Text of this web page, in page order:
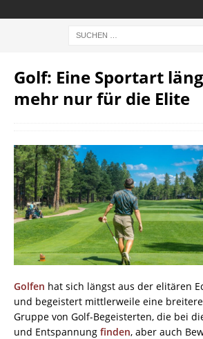
Golf: Eine Sportart
mehr nur für die Elite
Golfen hat sich längst aus der elitären
und begeistert mittlerweile eine
Gruppe von Golf-Begeisterten, die bei
und Entspannung finden, aber auch